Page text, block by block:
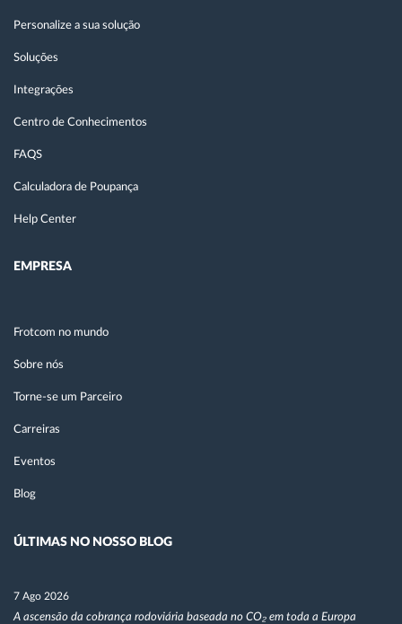
Personalize a sua solução
Soluções
Integrações
Centro de Conhecimentos
FAQS
Calculadora de Poupança
Help Center
EMPRESA
Frotcom no mundo
Sobre nós
Torne-se um Parceiro
Carreiras
Eventos
Blog
ÚLTIMAS NO NOSSO BLOG
7 Ago 2026
A ascensão da cobrança rodoviária baseada no CO₂ em toda a Europa